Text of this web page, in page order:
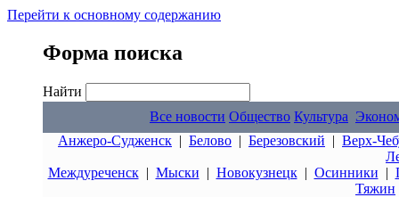
Перейти к основному содержанию
Форма поиска
Найти
Все новости Общество Культура
Анжеро-Судженск | Белово | Березовский | Верх-
Междуреченск| Мыски | Новокузнецк| Осинники |
Тяжин